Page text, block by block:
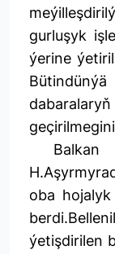
gurluşyk
ýerine
oba
ýetişdirilen